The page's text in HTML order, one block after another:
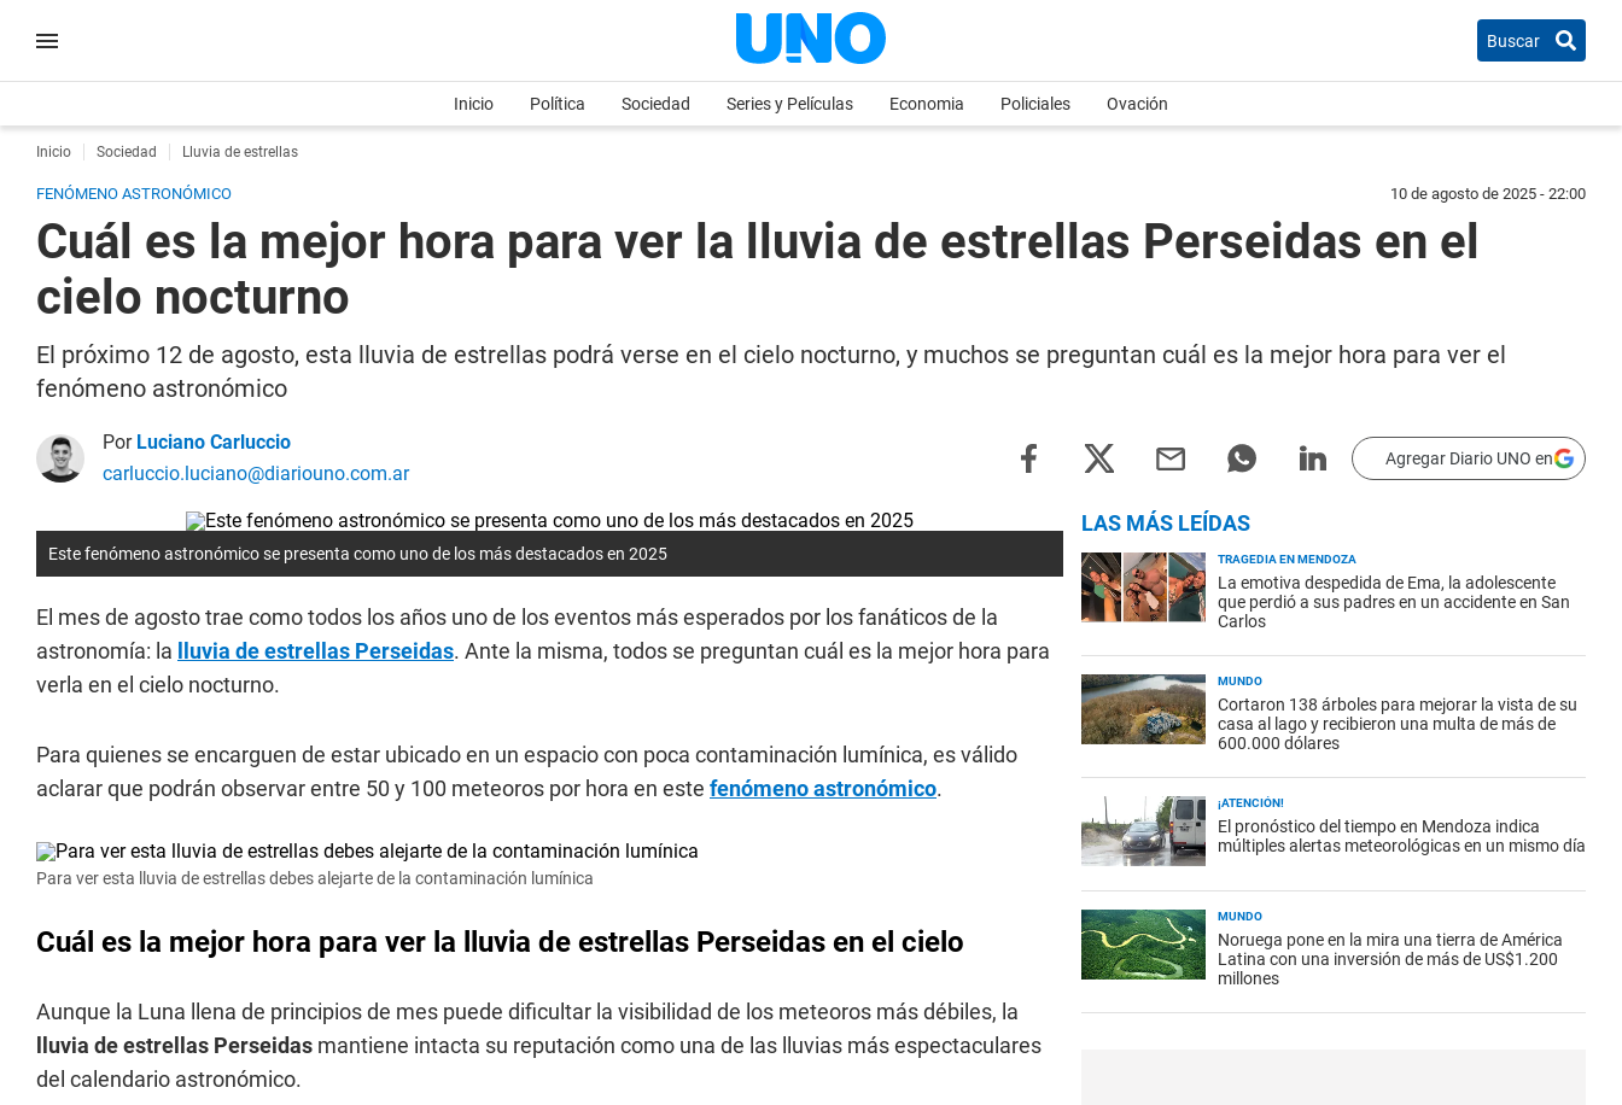
Buscar
Inicio Política Sociedad Series y Películas Economia Policiales Ovación
Inicio Sociedad Lluvia de estrellas
FENÓMENO ASTRONÓMICO 10 de agosto de 2025 - 22:00
Cuál es la mejor hora para ver la lluvia de estrellas Perseidas en el
cielo nocturno
El próximo 12 de agosto, esta lluvia de estrellas podrá verse en el cielo nocturno, y muchos se preguntan cuál es la mejor hora para ver el
fenómeno astronómico
Por Luciano Carluccio
carluccio.luciano@diariouno.com.ar
Agregar Diario UNO en
Este fenómeno astronómico se presenta como uno de los más destacados en 2025
El mes de agosto trae como todos los años uno de los eventos más esperados por los fanáticos de la
astronomía: la
lluvia de estrellas Perseidas. Ante la misma, todos se preguntan cuál es la mejor hora para
verla en el cielo nocturno.
Para quienes se encarguen de estar ubicado en un espacio con poca contaminación lumínica, es válido
aclarar que podrán observar entre 50 y 100 meteoros por hora en este fenómeno astronómico.
Para ver esta lluvia de estrellas debes alejarte de la contaminación lumínica
Cuál es la mejor hora para ver la lluvia de estrellas Perseidas en el cielo
Aunque la Luna llena de principios de mes puede dificultar la visibilidad de los meteoros más débiles, la
lluvia de estrellas Perseidas mantiene intacta su reputación como una de las lluvias más espectaculares
del calendario astronómico.
LAS MÁS LEÍDAS
TRAGEDIA EN MENDOZA
La emotiva despedida de Ema, la adolescente
que perdió a sus padres en un accidente en San
Carlos
MUNDO
Cortaron 138 árboles para mejorar la vista de su
casa al lago y recibieron una multa de más de
600.000 dólares
¡ATENCIÓN!
El pronóstico del tiempo en Mendoza indica
múltiples alertas meteorológicas en un mismo día
MUNDO
Noruega pone en la mira una tierra de América
Latina con una inversión de más de US$1.200
millones